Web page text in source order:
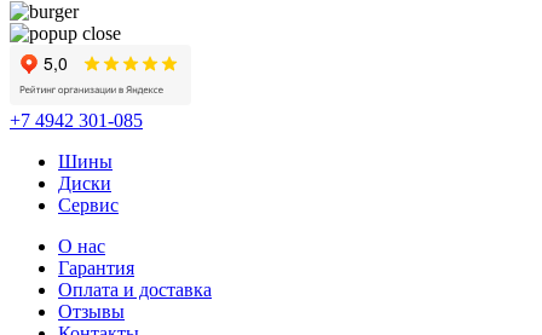
+7 4942 301-085
Шины
Диски
Сервис
О нас
Гарантия
Оплата и доставка
Отзывы